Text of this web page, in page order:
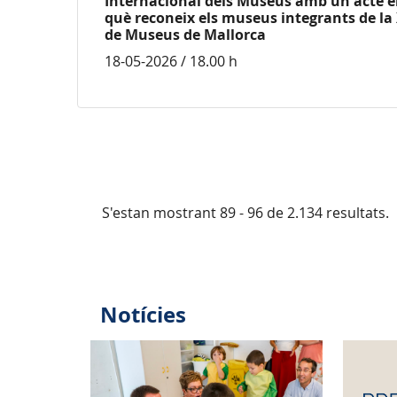
què reconeix els museus integrants de la
de Museus de Mallorca
18-05-2026 / 18.00 h
S'estan mostrant 89 - 96 de 2.134 resultats.
Notícies